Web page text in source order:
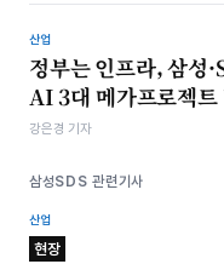
산업
정부는 인프라, 삼성
AI 3대 메가프로젝트
강은경 기자
삼성SDS 관련기사
산업
현장